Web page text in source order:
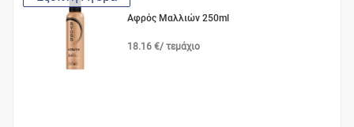
Αφρός Μαλλιών 250ml
18.16 €/ τεμάχιο